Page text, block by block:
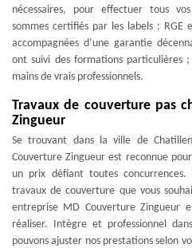
nécessaires, pour effectuer tous
sommes certifiés par les labels : RGE
accompagnées d’une garantie
ont suivi des formations particulières
mains de vrais professionnels.
Travaux de couverture pas
Zingueur
Se trouvant dans la ville de
Couverture Zingueur est reconnue
un prix défiant toutes concurrences.
travaux de couverture que vous
entreprise MD Couverture Zingueur
réaliser. Intègre et professionnel
pouvons ajuster nos prestations selon